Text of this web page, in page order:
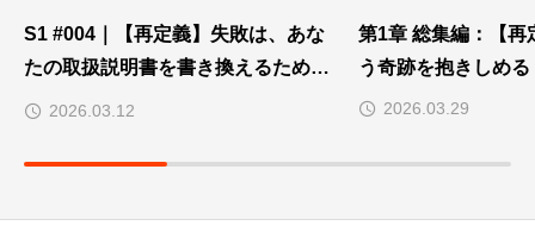
S1 #004｜【再定義】失敗は、あな
たの取扱説明書を書き換えるための
データ
2026.03.12
第1章 総集編：【再
う奇跡を抱きしめ
2026.03.29